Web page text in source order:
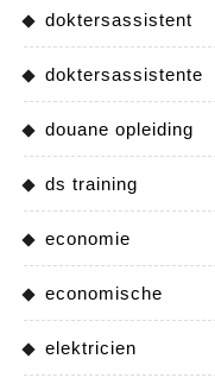
doktersassistent
doktersassistente
douane opleiding
ds training
economie
economische
elektricien